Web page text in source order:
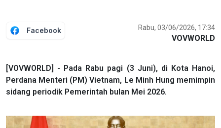
Facebook Rabu, 03/06/2026, 17:34
VOVWORLD
[VOVWORLD] - Pada Rabu pagi (3 Juni), di Kota Hanoi,
Perdana Menteri (PM) Vietnam, Le Minh Hung memimpin
sidang periodik Pemerintah bulan Mei 2026.